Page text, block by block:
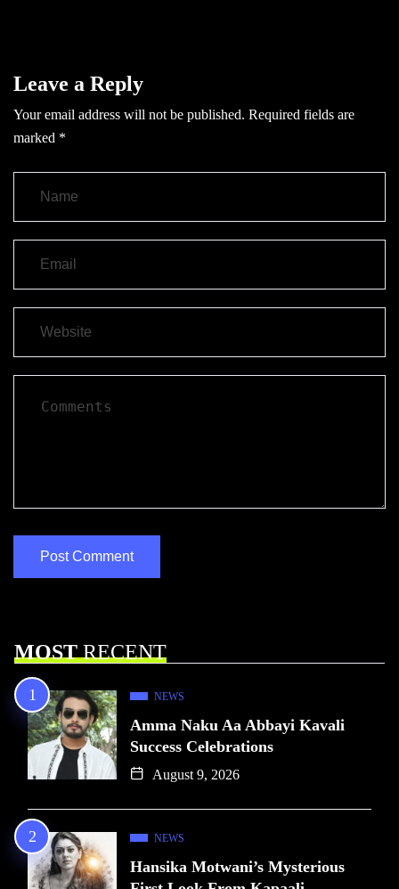
Leave a Reply
Your email address will not be published. Required fields are
marked *
MOSTRECENT
NEWS
Amma Naku Aa Abbayi Kavali
Success Celebrations
August 9, 2026
NEWS
Hansika Motwani’s Mysterious